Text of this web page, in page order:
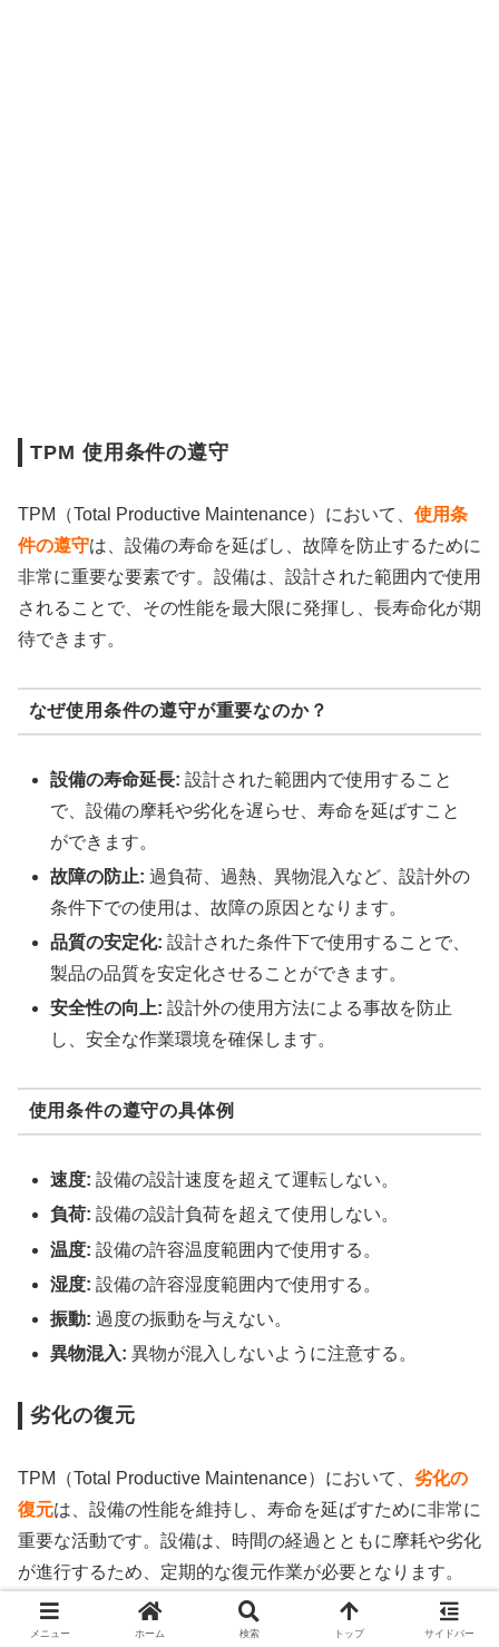
TPM 使用条件の遵守
TPM（Total Productive Maintenance）において、 使用条
件の遵守は、設備の寿命を延ばし、故障を防止するために
非常に重要な要素です。設備は、設計された範囲内で使用
されることで、その性能を最大限に発揮し、長寿命化が期
待できます。
なぜ使用条件の遵守が重要なのか？
設備の寿命延長: 設計された範囲内で使用すること
で、設備の摩耗や劣化を遅らせ、寿命を延ばすこと
ができます。
故障の防止: 過負荷、過熱、異物混入など、設計外の
条件下での使用は、故障の原因となります。
品質の安定化: 設計された条件下で使用することで、
製品の品質を安定化させることができます。
安全性の向上: 設計外の使用方法による事故を防止
し、安全な作業環境を確保します。
使用条件の遵守の具体例
速度: 設備の設計速度を超えて運転しない。
負荷: 設備の設計負荷を超えて使用しない。
温度: 設備の許容温度範囲内で使用する。
湿度: 設備の許容湿度範囲内で使用する。
振動: 過度の振動を与えない。
異物混入: 異物が混入しないように注意する。
劣化の復元
TPM（Total Productive Maintenance）において、 劣化の
復元は、設備の性能を維持し、寿命を延ばすために非常に
重要な活動です。設備は、時間の経過とともに摩耗や劣化
が進行するため、定期的な復元作業が必要となります。
メニュー ホーム 検索 トップ サイドバー